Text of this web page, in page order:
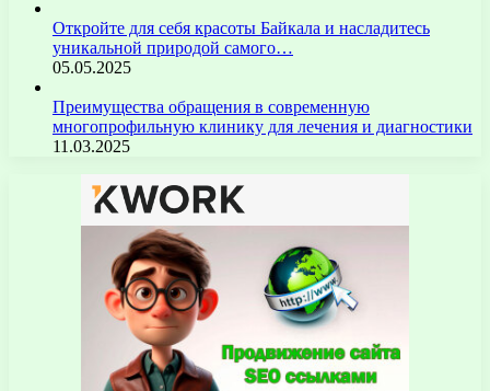
Откройте для себя красоты Байкала и насладитесь
уникальной природой самого…
05.05.2025
Преимущества обращения в современную
многопрофильную клинику для лечения и диагностики
11.03.2025